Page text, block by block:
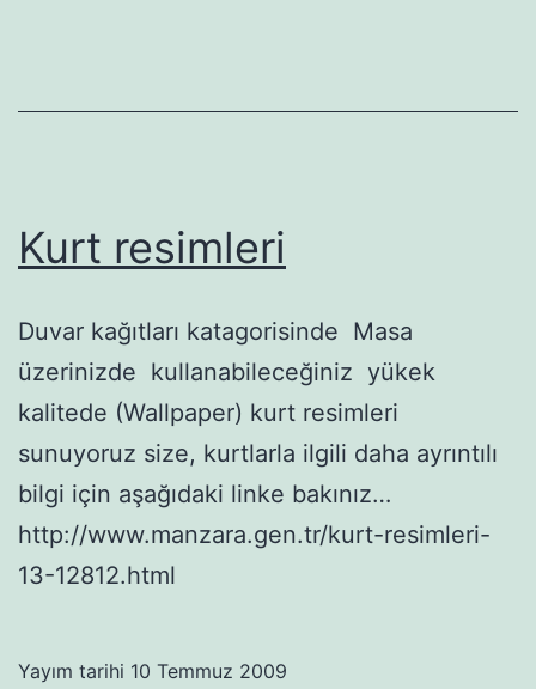
Kurt resimleri
Duvar kağıtları katagorisinde Masa
üzerinizde kullanabileceğiniz yükek
kalitede (Wallpaper) kurt resimleri
sunuyoruz size, kurtlarla ilgili daha ayrıntılı
bilgi için aşağıdaki linke bakınız…
http://www.manzara.gen.tr/kurt-resimleri-
13-12812.html
Yayım tarihi 10 Temmuz 2009